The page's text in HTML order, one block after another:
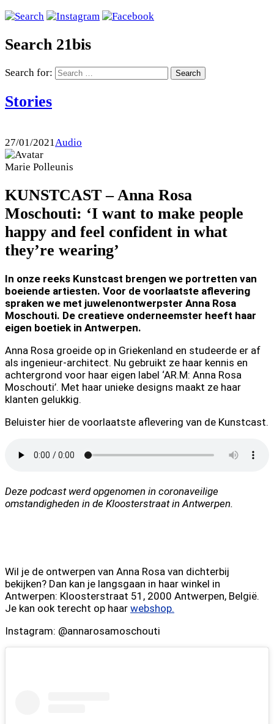
Search 21bis
Search for:
Stories
27/01/2021 Audio
Marie Polleunis
KUNSTCAST – Anna Rosa
Moschouti: ‘I want to make people
happy and feel confident in what
they’re wearing’
In onze reeks Kunstcast brengen we portretten van
boeiende artiesten. Voor de voorlaatste aflevering
spraken we met juwelenontwerpster Anna Rosa
Moschouti. De creatieve onderneemster heeft haar
eigen boetiek in Antwerpen.
Anna Rosa groeide op in Griekenland en studeerde er af
als ingenieur-architect. Nu gebruikt ze haar kennis en
achtergrond voor haar eigen label ‘AR.M: Anna Rosa
Moschouti’. Met haar unieke designs maakt ze haar
klanten gelukkig.
Beluister hier de voorlaatste aflevering van de Kunstcast.
Deze podcast werd opgenomen in coronaveilige
omstandigheden in de Kloosterstraat in Antwerpen.
Wil je de ontwerpen van Anna Rosa van dichterbij
bekijken? Dan kan je langsgaan in haar winkel in
Antwerpen: Kloosterstraat 51, 2000 Antwerpen, België.
Je kan ook terecht op haar webshop.
Instagram: @annarosamoschouti